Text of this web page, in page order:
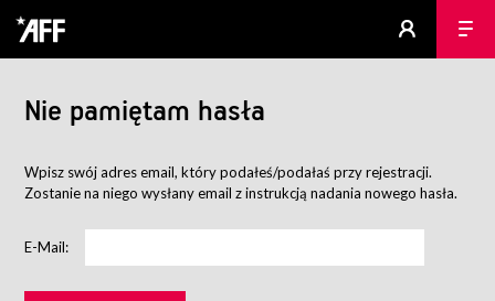
Nie pamiętam hasła
Wpisz swój adres email, który podałeś/podałaś przy rejestracji.
Zostanie na niego wysłany email z instrukcją nadania nowego hasła.
E-Mail: